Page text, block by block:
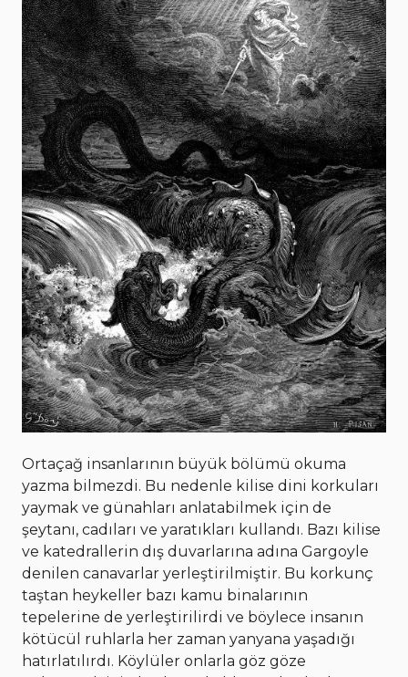
Ortaçağ insanlarının büyük bölümü okuma
yazma bilmezdi. Bu nedenle kilise dini korkuları
yaymak ve günahları anlatabilmek için de
şeytanı, cadıları ve yaratıkları kullandı. Bazı kilise
ve katedrallerin dış duvarlarına adına Gargoyle
denilen canavarlar yerleştirilmiştir. Bu korkunç
taştan heykeller bazı kamu binalarının
tepelerine de yerleştirilirdi ve böylece insanın
kötücül ruhlarla her zaman yanyana yaşadığı
hatırlatılırdı. Köylüler onlarla göz göze